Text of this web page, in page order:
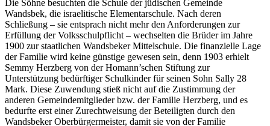
Die Söhne besuchten die Schule der jüdischen Gemeinde
Wandsbek, die israelitische Elementarschule. Nach deren
Schließung – sie entsprach nicht mehr den Anforderungen zur
Erfüllung der Volksschulpflicht – wechselten die Brüder im Jahre
1900 zur staatlichen Wandsbeker Mittelschule. Die finanzielle Lage
der Familie wird keine günstige gewesen sein, denn 1903 erhielt
Semmy Herzberg von der Homann’schen Stiftung zur
Unterstützung bedürftiger Schulkinder für seinen Sohn Sally 28
Mark. Diese Zuwendung stieß nicht auf die Zustimmung der
anderen Gemeindemitglieder bzw. der Familie Herzberg, und es
bedurfte erst einer Zurechtweisung der Beteiligten durch den
Wandsbeker Oberbürgermeister, damit sie von der Familie